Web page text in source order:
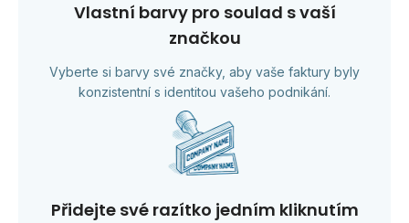
Vlastní barvy pro soulad s vaší
značkou
Vyberte si barvy své značky, aby vaše faktury byly
konzistentní s identitou vašeho podnikání.
Přidejte své razítko jedním kliknutím